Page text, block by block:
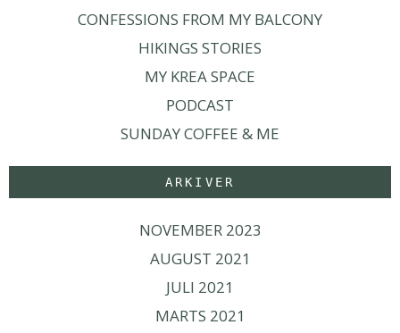
CONFESSIONS FROM MY BALCONY
HIKINGS STORIES
MY KREA SPACE
PODCAST
SUNDAY COFFEE & ME
ARKIVER
NOVEMBER 2023
AUGUST 2021
JULI 2021
MARTS 2021